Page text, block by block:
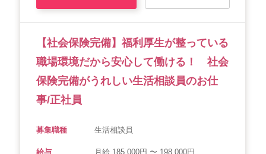
【社会保険完備】福利厚生が整っている
職場環境だから安心して働ける！ 社会
保険完備がうれしい生活相談員のお仕
事/正社員
募集職種 生活相談員
給与 月給 185,000円 〜 198,000円